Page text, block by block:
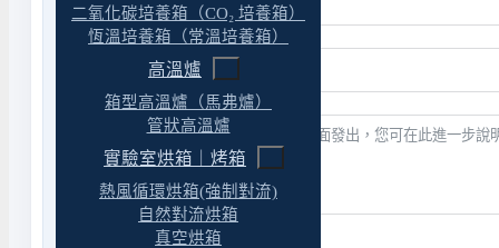
二氧化碳培養箱（CO₂ 培養箱）
恆溫培養箱（常溫培養箱）
高溫爐
箱型高溫爐（馬弗爐）
管狀高溫爐
實驗室烘箱｜烤箱
熱風循環烘箱(強制對流)
自然對流烘箱
真空烘箱